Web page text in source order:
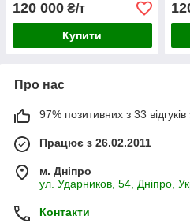
120 000 ₴/т
Купити
Про нас
97% позитивних з 33 відгуків
Працює з 26.02.2011
м. Дніпро
ул. Ударников, 54, Дніпро,
Контакти